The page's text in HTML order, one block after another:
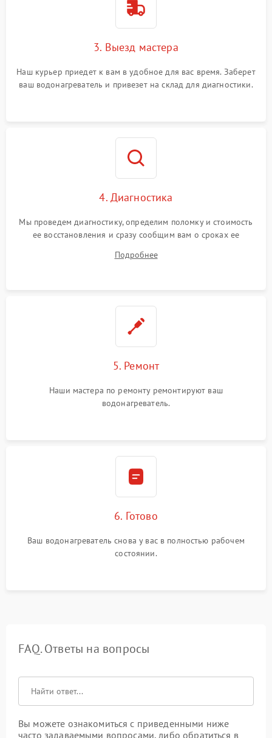
3. Выезд мастера
Наш курьер приедет к вам в удобное для вас время. Заберет
ваш водонагреватель и привезет на склад для диагностики.
4. Диагностика
Мы проведем диагностику, определим поломку и стоимость
ее восстановления и сразу сообщим вам о сроках ее
Подробнее
5. Ремонт
Наши мастера по ремонту ремонтируют ваш
водонагреватель.
6. Готово
Ваш водонагреватель снова у вас в полностью рабочем
состоянии.
FAQ. Ответы на вопросы
Вы можете ознакомиться с приведенными ниже
часто задаваемыми вопросами, либо обратиться в